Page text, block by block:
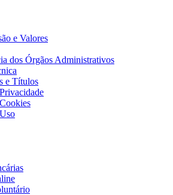
e Valores
dos Órgãos Administrativos
e Títulos